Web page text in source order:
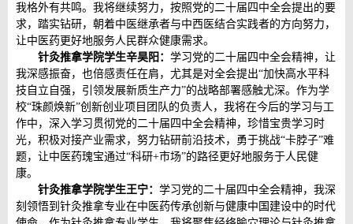
我格外有共鸣。我将继续努力，按照党的二十届四中全会提出的要
求，踏实钻研，朝着中医继承者与中西医结合实践者的方向努力，
让中医药更好地服务人民群众健康需求。
针灸推拿学院学生辛昊阳： 学习党的二十届四中全会精神，让
我深感振奋，也倍感责任在肩，尤其是对全会提出“加快高水平科
技自立自强，引领发展新质生产力”的战略部署感触尤深。作为学
校“珠颜焕新”创新创业项目团队的负责人，我将在今后的学习与工
作中，深入学习贯彻党的二十届四中全会精神，珍惜宝贵学习时
光，积极对接产业需求，努力钻研前沿技术，勇于挑战“卡脖子”难
题，让中医药瑰宝通过“科研+市场”的路径更好地服务于人民健
康。
针灸推拿学院学生王宁： 学习党的二十届四中全会精神，我深
刻领悟到针灸推拿专业在中医药传承创新与健康中国建设中的时代